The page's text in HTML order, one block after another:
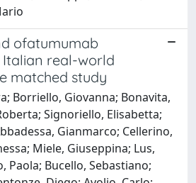
ofatumumab
real-world
matched study
Borriello, Giovanna; Bonavita,
Signoriello, Elisabetta;
Gianmarco; Cellerino,
Miele, Giuseppina; Lus,
Paola; Bucello, Sebastiano;